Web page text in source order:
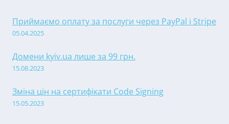
Приймаємо оплату за послуги через PayPal і Stripe
05.04.2025
Домени kyiv.ua лише за 99 грн.
15.08.2023
Зміна цін на сертифікати Code Signing
15.05.2023